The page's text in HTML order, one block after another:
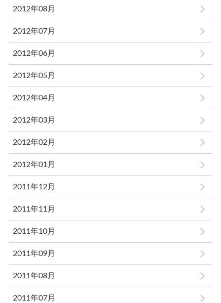
2012年08月
2012年07月
2012年06月
2012年05月
2012年04月
2012年03月
2012年02月
2012年01月
2011年12月
2011年11月
2011年10月
2011年09月
2011年08月
2011年07月